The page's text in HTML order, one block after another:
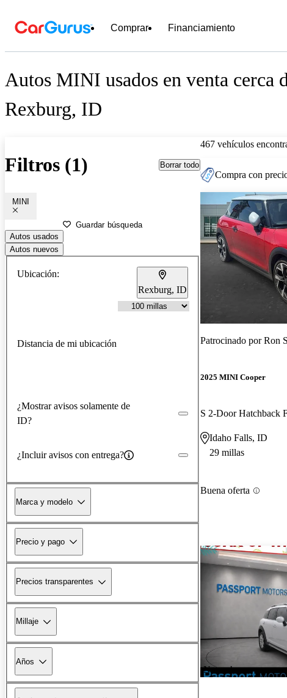
Comprar Financiamiento
Autos MINI usados en venta cerca
Rexburg, ID
Filtros (1) Borrar todo
MINI
Guardar búsqueda
Autos usados
Autos nuevos
Ubicación:
Rexburg, ID
Distancia de mi ubicación
¿Mostrar avisos solamente de
ID?
¿Incluir avisos con entrega?
Marca y modelo
Precio y pago
Precios transparentes
Millaje
Años
467 vehículos
Compra con
Patrocinado porRon
2025 MINI Cooper
S 2-Door Hatchback
Idaho Falls, ID
29 millas
Buena oferta
¡Nuevo!